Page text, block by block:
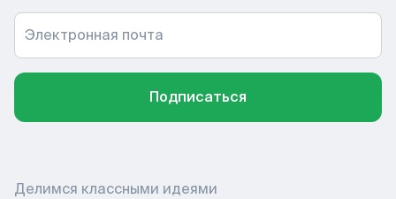
Электронная почта
Подписаться
Делимся классными идеями